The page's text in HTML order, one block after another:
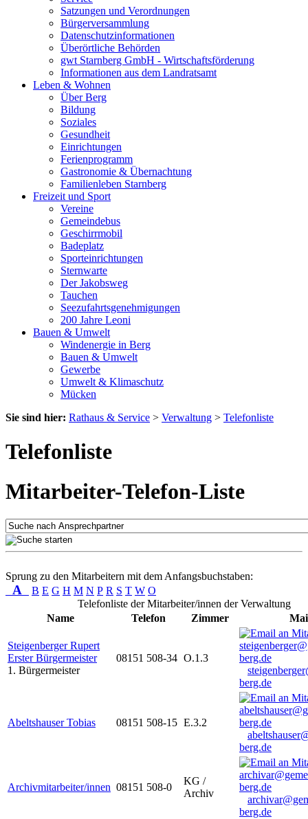
Satzungen und Verordnungen
Bürgerversammlung
Datenschutzinformationen
Überörtliche Behörden
gwt Starnberg GmbH - Wirtschaftsförderung
Informationen aus dem Landratsamt
Leben & Wohnen
Über Berg
Bildung
Soziales
Gesundheit
Einrichtungen
Ferienprogramm
Gastronomie & Übernachtung
Familienleben Starnberg
Freizeit und Sport
Vereine
Gemeindebus
Geschirrmobil
Badeplatz
Sporteinrichtungen
Sternwarte
Der Jakobsweg
Tauchen
Seezufahrtsgenehmigungen
200 Jahre Leoni
Bauen & Umwelt
Windenergie in Berg
Bauen & Umwelt
Gewerbe
Umwelt & Klimaschutz
Mücken
Sie sind hier: Rathaus & Service > Verwaltung > Telefonliste
Telefonliste
Mitarbeiter-Telefon-Liste
Sprung zu den Mitarbeitern mit dem Anfangsbuchstaben:
A B E G H M N P R S T W O
Telefonliste der Mitarbeiter/innen der Verwaltung
Name
Telefon Zimmer
Steigenberger Rupert
Erster Bürgermeister
1. Bürgermeister
08151 508-34 O.1.3
berg.de
Abeltshauser Tobias 08151 508-15 E.3.2
berg.de
Archivmitarbeiter/innen 08151 508-0
KG /
Archiv
berg.de